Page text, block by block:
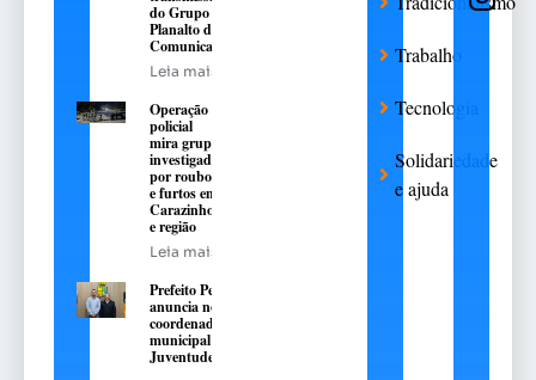
do Grupo
Planalto de
Comunicação
Leia mais
Operação
policial
mira grupo
investigado
por roubos
e furtos em
Carazinho
e região
Leia mais
Prefeito Pedro
anuncia novo
coordenador
municipal da
Juventude
Trabalho
Tecnologia
Solidariedade
e ajuda